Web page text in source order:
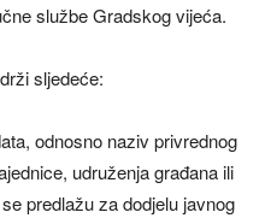
službe Gradskog vijeća.
sljedeće:
odnosno naziv privrednog
udruženja građana ili
predlažu za dodjelu javnog